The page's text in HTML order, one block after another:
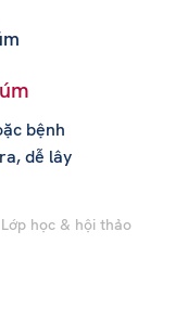
bệnh
dễ lây
Lớp học & hội thảo